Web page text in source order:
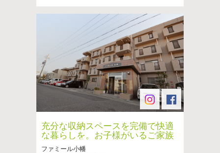
充分な収納スペースを完備で快適
な暮らしを。お子様がいるご家族
に人気です！
ファミール小幡